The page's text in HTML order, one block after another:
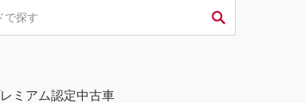
ミアム認定中古車